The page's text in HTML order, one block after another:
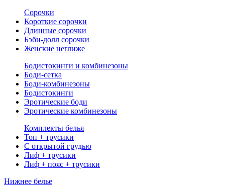
Сорочки
Короткие сорочки
Длинные сорочки
Бэби-долл сорочки
Женские неглиже
Бодистокинги и комбинезоны
Боди-сетка
Боди-комбинезоны
Бодистокинги
Эротические боди
Эротические комбинезоны
Комплекты белья
Топ + трусики
С открытой грудью
Лиф + трусики
Лиф + пояс + трусики
Нижнее белье